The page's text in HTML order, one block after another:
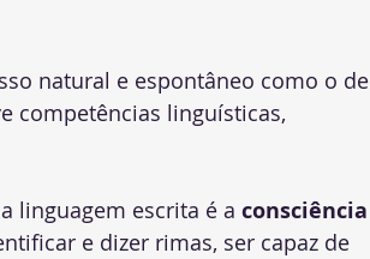
natural e espontâneo como o de
competências linguísticas,
linguagem escrita é a consciência
e dizer rimas, ser capaz de